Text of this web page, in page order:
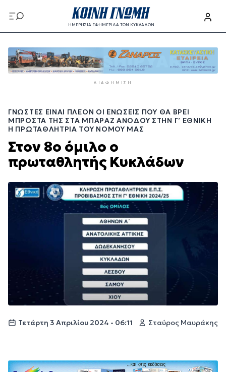
προς
το
περιεχόμενο
ΗΜΕΡΗΣΙΑ ΕΦΗΜΕΡΙΔΑ ΤΩΝ ΚΥΚΛΑΔΩΝ
προς
το
κυρίως
ΔΙΑΦΉΜΙΣΗ
ΓΝΩΣΤΈΣ ΕΊΝΑΙ ΠΛΈΟΝ ΟΙ ΕΝΏΣΕΙΣ ΠΟΥ ΘΑ ΒΡΕΙ
ΜΠΡΟΣΤΆ ΤΗΣ ΣΤΑ ΜΠΑΡΆΖ ΑΝΌΔΟΥ ΣΤΗΝ Γ’ ΕΘΝΙΚΉ
Η ΠΡΩΤΑΘΛΉΤΡΙΑ ΤΟΥ ΝΟΜΟΎ ΜΑΣ
Στον 8ο όμιλο ο
πρωταθλητής Κυκλάδων
Τετάρτη 3 Απριλίου 2024 - 06:11 Σταύρος Μαυράκης